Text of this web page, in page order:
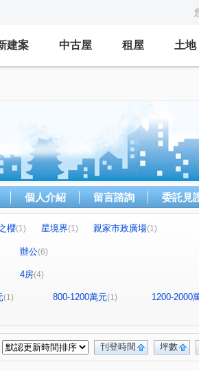
建案 中古屋 租屋 土地
個人介紹 留言諮詢 委託見
櫻(1) 星境界(1) 親家市政廣場(1)
鼎泰中城
(1) 聯華山莊
市政北七路(1) 市政北二路
道二段(1) 公益路(1) 大墩十二街(1)
嵩翠路(1) 華美西街一段(1)
辦公(6)
4房(4)
(1) 800-1200萬元(1) 1200-2000
坪數
刊登時間